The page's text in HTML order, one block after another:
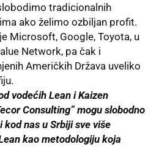
tradicionalnih
ako želimo ozbiljan profit.
Microsoft, Google, Toyota, u
Network, pa čak i
Američkih Država uveliko
vodećih Lean i Kaizen
Consulting” mogu slobodno
kod nas u Srbiji sve više
kao metodologiju koja